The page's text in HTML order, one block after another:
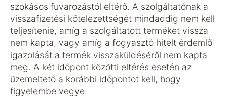
szokásos fuvarozástól eltérő. A szolgáltatónak a
visszafizetési kötelezettségét mindaddig nem kell
teljesítenie, amíg a szolgáltatott terméket vissza
nem kapta, vagy amíg a fogyasztó hitelt érdemlő
igazolását a termék visszaküldéséről nem kapta
meg. A két időpont közötti eltérés esetén az
üzemeltető a korábbi időpontot kell, hogy
figyelembe vegye.